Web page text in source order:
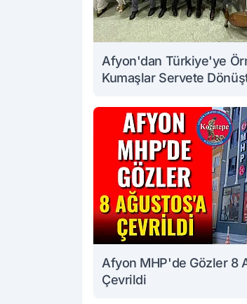
Afyon'dan Türkiye'ye
Kumaşlar Servete
Afyon MHP'de Gözler 8
Çevrildi